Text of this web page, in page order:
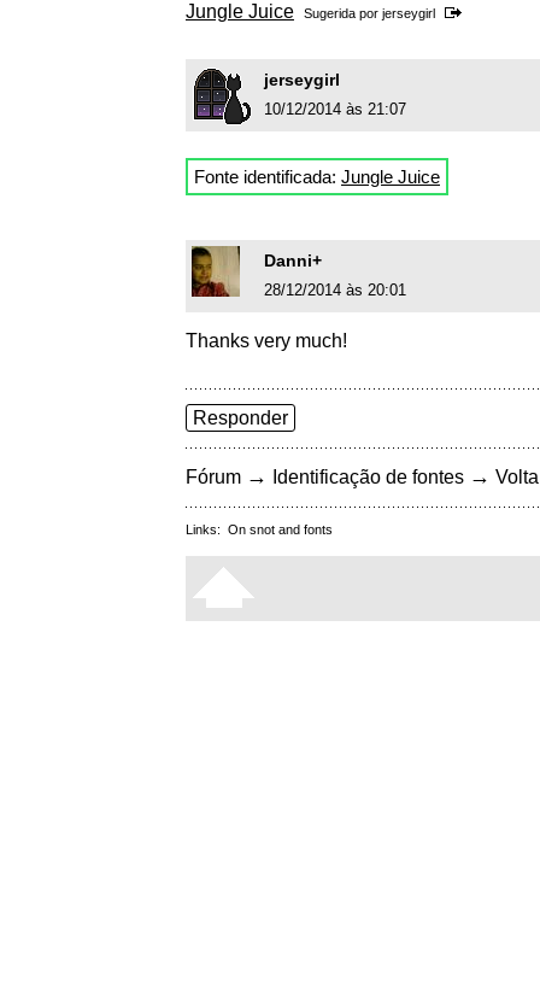
Jungle Juice Sugerida por jerseygirl
jerseygirl
10/12/2014 às 21:07
Fonte identificada: Jungle Juice
Danni+
28/12/2014 às 20:01
Thanks very much!
Responder
Fórum → Identificação de fontes →
Links: On snot and fonts